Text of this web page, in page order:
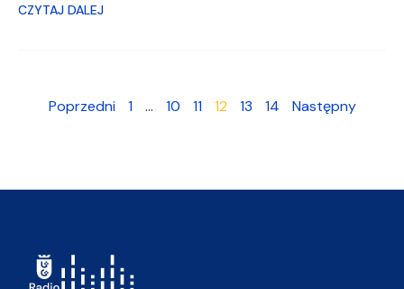
CZYTAJ DALEJ
Poprzedni 1 … 10 11 12 13 14 Następny